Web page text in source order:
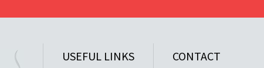
USEFUL LINKS CONTACT